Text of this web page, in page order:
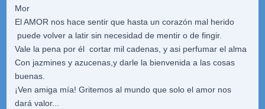
Mor
El AMOR nos hace sentir que hasta un corazón mal herido
puede volver a latir sin necesidad de mentir o de fingir.
Vale la pena por él cortar mil cadenas, y asi perfumar el alma
Con jazmines y azucenas,y darle la bienvenida a las cosas
buenas.
¡Ven amiga mía! Gritemos al mundo que solo el amor nos
dará valor...